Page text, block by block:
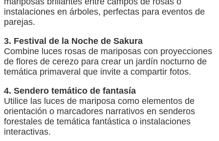
instalaciones en árboles, perfectas para eventos de
parejas.
3. Festival de la Noche de Sakura
Combine luces rosas de mariposas con proyecciones
de flores de cerezo para crear un jardín nocturno de
temática primaveral que invite a compartir fotos.
4. Sendero temático de fantasía
Utilice las luces de mariposa como elementos de
orientación o marcadores narrativos en senderos
forestales de temática fantástica o instalaciones
interactivas.